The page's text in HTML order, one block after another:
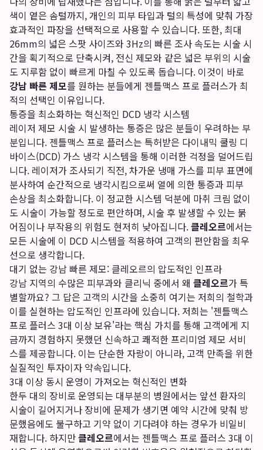
색이 옅은 솜털까지, 개인의 피부 타입과 털의 특성에 맞춰 가장
효과적인 파장을 선택적으로 사용할 수 있습니다. 또한, 최대
26mm의 넓은 스팟 사이즈와 3Hz의 빠른 조사 속도는 시술 시
간을 획기적으로 단축시켜, 전신 제모와 같은 넓은 부위의 시술
도 지루함 없이 빠르게 마칠 수 있도록 돕습니다. 이것이 바로
강남 빠른 제모를 원하는 분들에게 젠틀맥스 프로 플러스가 최
적의 선택인 이유입니다.
통증을 최소화하는 혁신적인 DCD 냉각 시스템
레이저 제모 시술 시 발생하는 통증은 많은 분들이 우려하는 부
분입니다. 젠틀맥스 프로 플러스는 특허받은 다이내믹 쿨링 디
바이스(DCD) 가스 냉각 시스템을 통해 이러한 걱정을 덜어드립
니다. 레이저가 조사되기 직전, 차가운 냉매 가스를 피부 표면에
분사하여 순간적으로 냉각시킴으로써 열에 의한 통증과 피부
손상을 최소화합니다. 이 정교한 시스템 덕분에 마취 크림 없이
도 시술이 가능할 정도로 편안하며, 시술 후 발생할 수 있는 붉
어짐이나 부작용의 위험도 현저히 낮아집니다.클레오르에서는
모든 시술에 이 DCD 시스템을 적용하여 고객의 편안함을 최우
선으로 생각합니다.
대기 없는 강남 빠른 제모: 클레오르의 압도적인 인프라
강남 지역의 수많은 피부과와 클리닉 중에서 왜 클레오르가 특
별할까요? 그 답은 고객의 시간을 소중히 여기는 저희의 철학과
이를 실현하는 압도적인 인프라에 있습니다. 저희는 '젠틀맥스
프로 플러스 3대 이상 보유'라는 핵심 가치를 통해 고객에게 지
금까지 경험하지 못했던 신속하고 쾌적한 프리미엄 제모 서비
스를 제공합니다. 이는 단순한 자랑이 아니라, 고객 만족을 위한
실질적인 투자이자 약속입니다.
3대 이상 동시 운영이 가져오는 혁신적인 변화
한두 대의 장비로 운영되는 대부분의 병원에서는 앞선 환자의
시술이 길어지거나 장비에 문제가 생기면 예약 시간에 맞춰 방
문했음에도 불구하고 기약 없이 기다려야 하는 경우가 비일비
재합니다. 하지만클레오르에서는 젠틀맥스 프로 플러스 3대 이